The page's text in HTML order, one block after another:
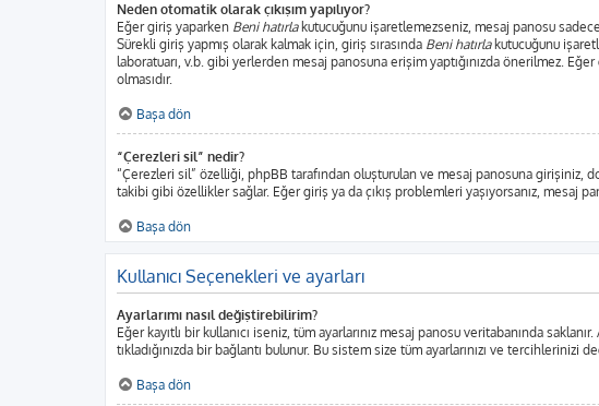
Neden otomatik olarak çıkışım yapılıyor?
Eğer giriş yaparken Beni hatırlakutucuğunu işaretlemezseniz, mesaj panosu
Sürekli giriş yapmış olarak kalmak için, giriş sırasında Beni hatırlakutucuğunu
laboratuarı, v.b. gibi yerlerden mesaj panosuna erişim yaptığınızda önerilmez. Eğer
olmasıdır.
Başa dön
“Çerezleri sil” nedir?
“Çerezleri sil” özelliği, phpBB tarafından oluşturulan ve mesaj panosuna girişiniz,
takibi gibi özellikler sağlar. Eğer giriş ya da çıkış problemleri yaşıyorsanız, mesaj
Başa dön
Kullanıcı Seçenekleri ve ayarları
Ayarlarımı nasıl değiştirebilirim?
Eğer kayıtlı bir kullanıcı iseniz, tüm ayarlarınız mesaj panosu veritabanında
tıkladığınızda bir bağlantı bulunur. Bu sistem size tüm ayarlarınızı ve tercihlerinizi
Başa dön